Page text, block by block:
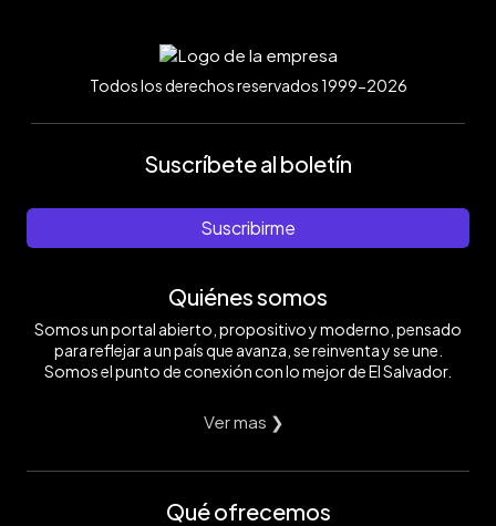
Todos los derechos reservados 1999-2026
Suscríbete al boletín
Suscribirme
Quiénes somos
Somos un portal abierto, propositivo y moderno, pensado
para reflejar a un país que avanza, se reinventa y se une.
Somos el punto de conexión con lo mejor de El Salvador.
Ver mas ❯
Qué ofrecemos